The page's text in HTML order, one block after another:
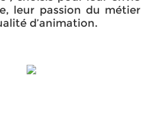
leur passion du métier
d’animation.